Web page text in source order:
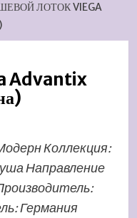
ЛОТОК VIEGA
Advantix
Коллекция:
Направление
Германия